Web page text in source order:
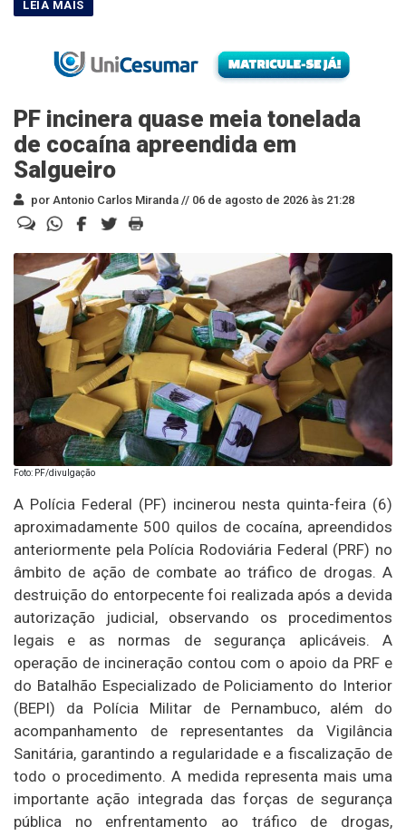
PF incinera quase meia tonelada
de cocaína apreendida em
Salgueiro
por Antonio Carlos Miranda // 06 de agosto de 2026 às 21:28
Foto: PF/divulgação
A Polícia Federal (PF) incinerou nesta quinta-feira (6)
aproximadamente 500 quilos de cocaína, apreendidos
anteriormente pela Polícia Rodoviária Federal (PRF) no
âmbito de ação de combate ao tráfico de drogas. A
destruição do entorpecente foi realizada após a devida
autorização judicial, observando os procedimentos
legais e as normas de segurança aplicáveis. A
operação de incineração contou com o apoio da PRF e
do Batalhão Especializado de Policiamento do Interior
(BEPI) da Polícia Militar de Pernambuco, além do
acompanhamento de representantes da Vigilância
Sanitária, garantindo a regularidade e a fiscalização de
todo o procedimento. A medida representa mais uma
importante ação integrada das forças de segurança
pública no enfrentamento ao tráfico de drogas,